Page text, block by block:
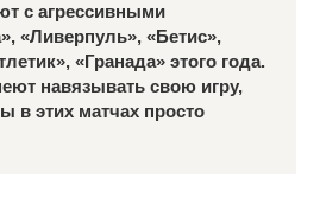
с агрессивными
«Ливерпуль», «Бетис»,
«Гранада» этого года.
навязывать свою игру,
в этих матчах просто